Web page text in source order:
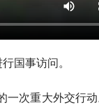
国事访问。
次重大外交行